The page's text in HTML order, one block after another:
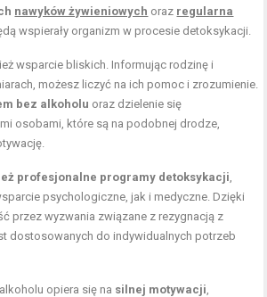
nawyków żywieniowych oraz regularna
wspierały organizm w procesie detoksykacji.
wsparcie bliskich. Informując rodzinę i
możesz liczyć na ich pomoc i zrozumienie.
bez alkoholu oraz dzielenie się
osobami, które są na podobnej drodze,
profesjonalne programy detoksykacji
psychologiczne, jak i medyczne. Dzięki
przez wyzwania związane z rezygnacją z
dostosowanych do indywidualnych potrzeb
opiera się na silnej motywacji